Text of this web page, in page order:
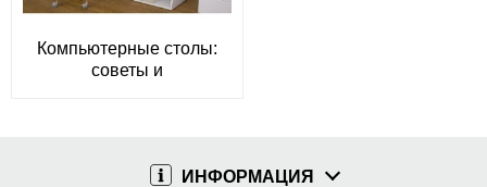
Компьютерные столы:
советы и
ИНФОРМАЦИЯ